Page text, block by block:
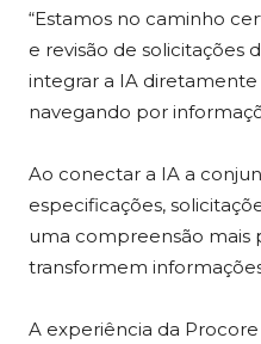
“Estamos no caminho
e revisão de solicitações
integrar a IA
navegando por
Ao conectar a IA a
especificações,
uma compreensão mais
transformem
A experiência da